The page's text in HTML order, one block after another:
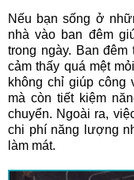
Nếu bạn sống ở
nhà vào ban đêm
trong ngày. Ban
cảm thấy quá mệt
không chỉ giúp công
mà còn tiết kiệm
chuyển. Ngoài ra,
chi phí năng lượng
làm mát.